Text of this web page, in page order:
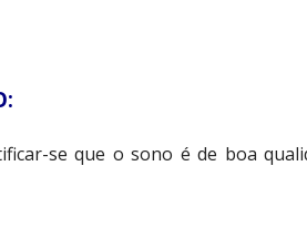
se que o sono é de boa